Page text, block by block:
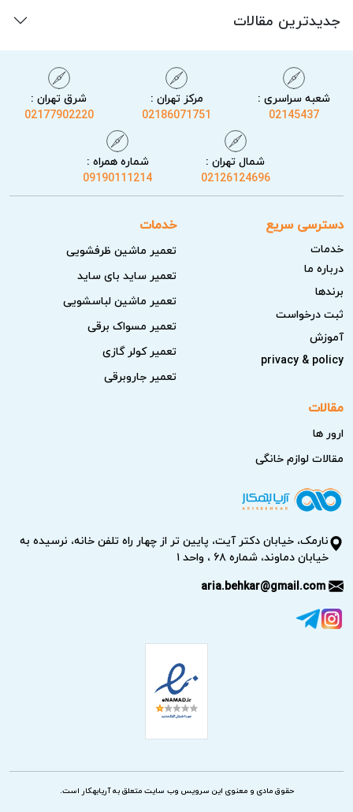
جدیدترین مقالات
شعبه سراسری :
02145437
مرکز تهران :
02186071751
شرق تهران :
02177902220
شمال تهران :
02126124696
شماره همراه :
09190111214
دسترسی سریع
خدمات
درباره ما
برندها
ثبت درخواست
آموزش
privacy & policy
خدمات
تعمیر ماشین ظرفشویی
تعمیر ساید بای ساید
تعمیر ماشین لباسشویی
تعمیر مسواک برقی
تعمیر کولر گازی
تعمیر جاروبرقی
مقالات
ارور ها
مقالات لوازم خانگی
نارمک، خیابان دکتر آیت، پایین تر از چهار راه تلفن خانه، نرسیده به
خیابان دماوند، شماره ۶۸ ، واحد ۱
aria.behkar@gmail.com
حقوق مادی و معنوی این سرویس وب سایت متعلق به آریابهکار است.